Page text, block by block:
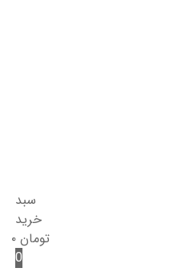
سبد
خرید
تومان ۰
0